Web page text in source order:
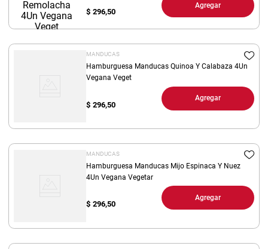
$ 296,50
Agregar
MANDUCAS
Hamburguesa Manducas Quinoa Y Calabaza 4Un
Vegana Veget
$ 296,50
Agregar
MANDUCAS
Hamburguesa Manducas Mijo Espinaca Y Nuez
4Un Vegana Vegetar
$ 296,50
Agregar